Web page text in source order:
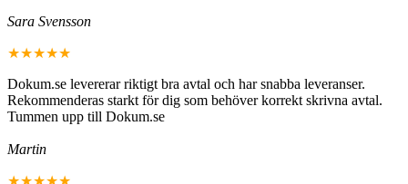
Sara Svensson
★★★★★
Dokum.se levererar riktigt bra avtal och har snabba leveranser.
Rekommenderas starkt för dig som behöver korrekt skrivna avtal.
Tummen upp till Dokum.se
Martin